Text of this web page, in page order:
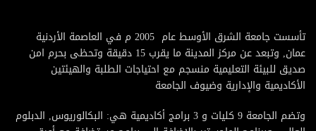
تأسست جامعة الشرق الأوسط عام 2005 م في العاصمة الأردنية
عمان, وتبعد عن مركز المدينة ما يقرب 15 دقيقة وتحظى بحرم امن
صديق للبيئة التعليمية منسجم مع احتياجات الطلبة والهيئتين
الأكاديمية والإدارية وضيوف الجامعة
وتضم الجامعة 9 كليات و 3 برامج أكاديمية هي: البكالوريوس, الدبلوم